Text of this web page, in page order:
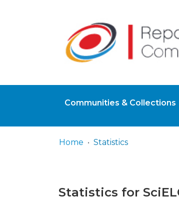
Communities & Collections
Home Statistics
Statistics for